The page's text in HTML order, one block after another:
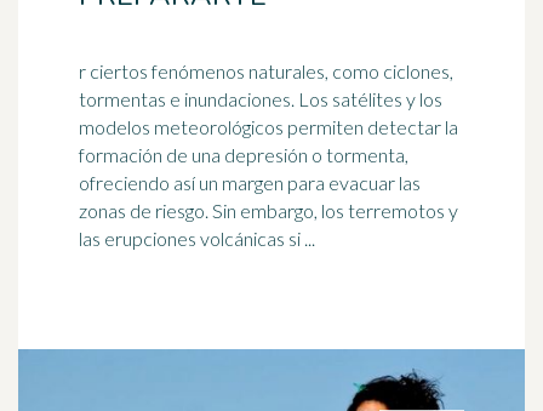
r ciertos fenómenos naturales, como ciclones,
tormentas e inundaciones. Los satélites y los
modelos meteorológicos permiten detectar la
formación de una depresión o tormenta,
ofreciendo así un margen para evacuar las
zonas de riesgo. Sin embargo, los terremotos y
las erupciones volcánicas si ...